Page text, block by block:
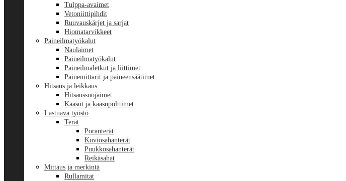
Tulppa-avaimet
Vetoniittipihdit
Ruuvauskärjet ja sarjat
Hiomatarvikkeet
Paineilmatyökalut
Naulaimet
Paineilmatyökalut
Paineilmaletkut ja liittimet
Painemittarit ja paineensäätimet
Hitsaus ja leikkaus
Hitsaussuojaimet
Kaasut ja kaasupolttimet
Lastuava työstö
Terät
Poranterät
Kuviosahanterät
Puukkosahanterät
Reikäsahat
Mittaus ja merkintä
Rullamitat